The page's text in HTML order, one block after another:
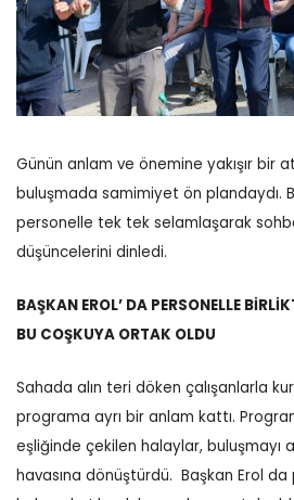
Günün anlam ve önemine yakışır bir
buluşmada samimiyet ön plandaydı.
personelle tek tek selamlaşarak
düşüncelerini dinledi.
BAŞKAN EROL’ DA PERSONELLE
BU COŞKUYA ORTAK OLDU
Sahada alın teri döken çalışanlarla
programa ayrı bir anlam kattı.
eşliğinde çekilen halaylar, buluşmayı
havasına dönüştürdü. Başkan Erol